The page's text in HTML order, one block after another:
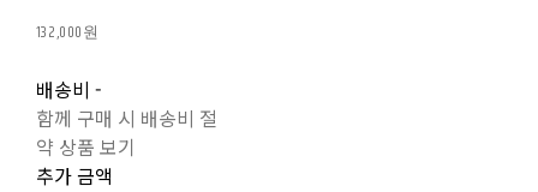
132,000원
배송비 -
함께 구매 시 배송비 절
약 상품 보기
추가 금액